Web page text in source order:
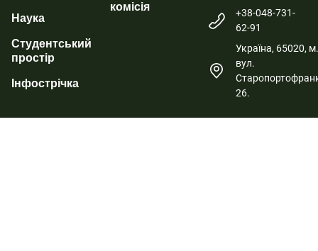
Наука
Студентський
простір
Інфострічка
комісія
+38-048-731-
62-91
Україна, 65020,
вул.
26.